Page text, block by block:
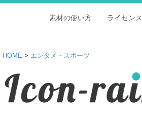
ライセンス
素材の使い方
HOME > エンタメ・スポーツ